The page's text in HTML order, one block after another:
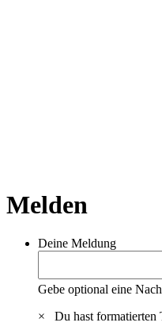
Melden
Deine Meldung
Gebe optional eine
×
Du hast